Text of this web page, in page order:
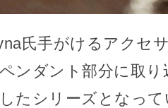
氏手がけるアクセ
ンダント部分に取
たシリーズとなっ